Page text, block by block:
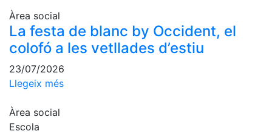
Campionat
Social Pàdel
Quadres
de joc
Quadre
d'Honor
Històric
del
Àrea social
La festa de blanc by Occident, el
colofó a les vetllades d’estiu
23/07/2026
Llegeix més
Àrea social
Escola